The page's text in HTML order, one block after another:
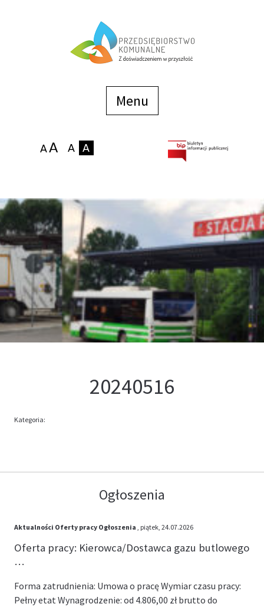
Menu
Zakłady
Podaj stan wodomierza
Kontakt
Oferta
20240516
Kategoria:
Ogłoszenia
Aktualności Oferty pracy Ogłoszenia , piątek, 24.07.2026
Oferta pracy: Kierowca/Dostawca gazu butlowego
…
Forma zatrudnienia: Umowa o pracę Wymiar czasu pracy:
Pełny etat Wynagrodzenie: od 4.806,00 zł brutto do